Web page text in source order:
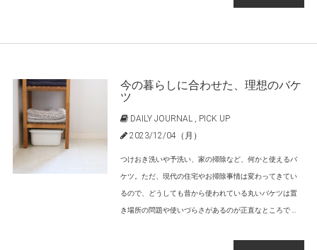
今の暮らしに合わせた、理想のバケ
ツ
DAILY JOURNAL , PICK UP
2023/12/04（月）
つけおき洗いや予洗い、家の掃除など、何かと使えるバ
ケツ。ただ、現代の住宅やお掃除事情は変わってきてい
るので、どうしても昔から使われている丸いバケツは置
き場所の問題や使いづらさがあるのが正直なところで ...